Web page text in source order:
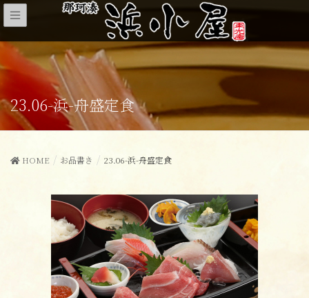
23.06-浜-舟盛定食
HOME お品書き 23.06-浜-舟盛定食